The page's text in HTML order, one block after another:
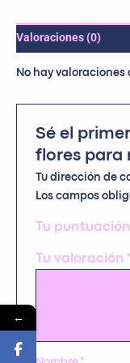
Valoraciones (0)
No hay valoraciones
Sé el
flores para
Tu dirección de
Los campos
Tu puntuación
Tu valoración *
←